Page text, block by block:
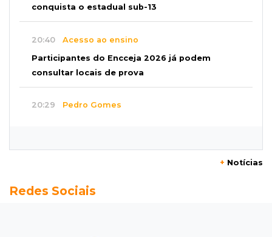
conquista o estadual sub-13
20:40 Acesso ao ensino
Participantes do Encceja 2026 já podem
consultar locais de prova
20:29 Pedro Gomes
Pantanal treina em Goiânia antes de jogo que
+ Notícias
Redes Sociais